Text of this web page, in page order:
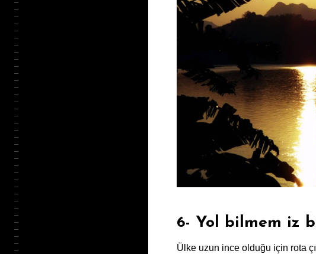
6- Yol bilmem iz
Ülke uzun ince olduğu için rota